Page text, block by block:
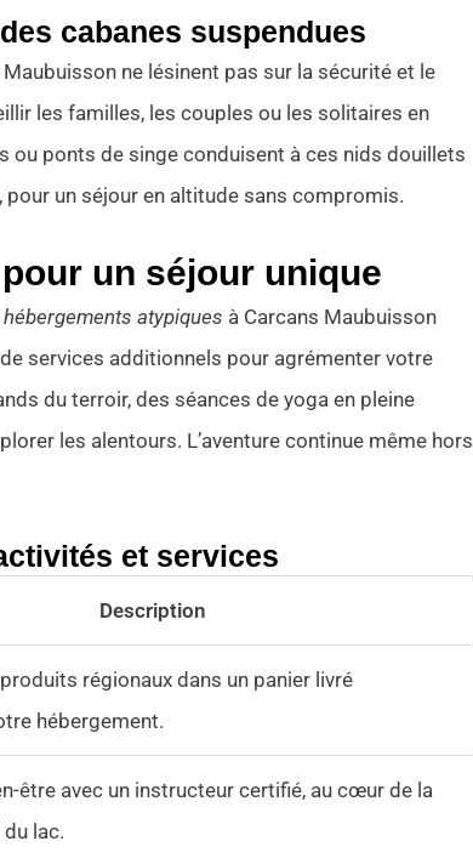
cabanes suspendues
ne lésinent pas sur la sécurité et le
les familles, les couples ou les solitaires en
ou ponts de singe conduisent à ces nids douillets
pour un séjour en altitude sans compromis.
un séjour unique
hébergements atypiques à Carcans Maubuisson
services additionnels pour agrémenter votre
du terroir, des séances de yoga en pleine
les alentours. L’aventure continue même hors
et services
Description
régionaux dans un panier livré
hébergement.
être avec un instructeur certifié, au cœur de la
lac.